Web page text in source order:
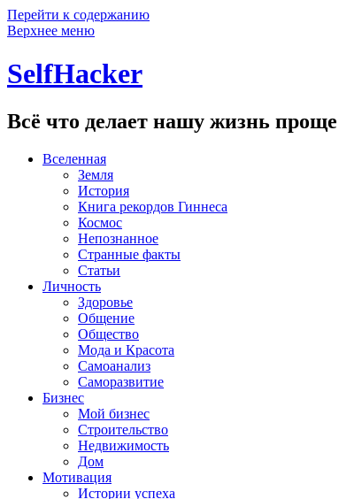
Перейти к содержанию
Верхнее меню
SelfHacker
Всё что делает нашу жизнь проще
Вселенная
Земля
История
Книга рекордов Гиннеса
Космос
Непознанное
Странные факты
Статьи
Личность
Здоровье
Общение
Общество
Мода и Красота
Самоанализ
Саморазвитие
Бизнес
Мой бизнес
Строительство
Недвижимость
Дом
Мотивация
Истории успеха